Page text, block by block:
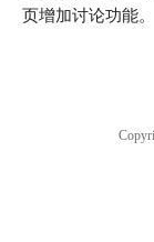
页增加讨论功能。